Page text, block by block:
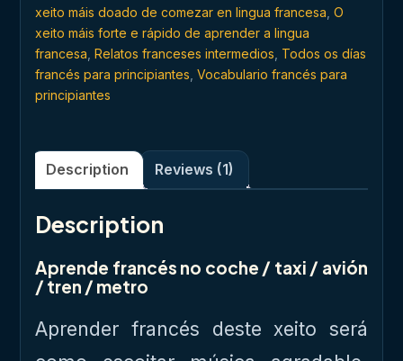
xeito máis doado de comezar en lingua francesa O
xeito máis forte e rápido de aprender a lingua
francesa Relatos franceses intermedios Todos os días
francés para principiantes Vocabulario francés para
principiantes
Description Reviews (1)
Description
Aprende francés no coche / taxi / avión
/ tren / metro
Aprender francés deste xeito será